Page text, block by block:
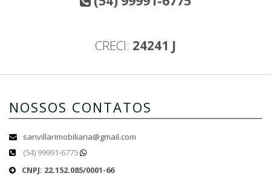
CRECI: 24241 J
NOSSOS CONTATOS
sanvillarimobiliaria@gmail.com
(54) 99991-6775
CNPJ: 22.152.085/0001-66